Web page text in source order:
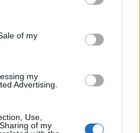
of my
my
Advertising.
Use,
of my
nga 60 në 118.5 mln euro,
AI dhe lidhjet e dyshuara
me Kinën